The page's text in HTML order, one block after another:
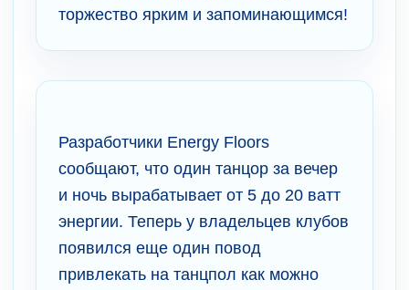
торжество ярким и запоминающимся!
Разработчики Energy Floors
сообщают, что один танцор за вечер
и ночь вырабатывает от 5 до 20 ватт
энергии. Теперь у владельцев клубов
появился еще один повод
привлекать на танцпол как можно